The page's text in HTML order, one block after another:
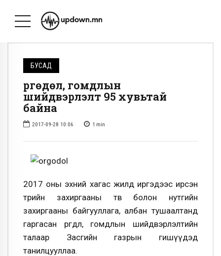
БУСАД
Өргөдөл, гомдлын
шийдвэрлэлт 95 хувьтай
байна
2017-09-28 10:06 1 min
2017 оны эхний хагас жилд иргэдээс ирсэн
төрийн захиргааны төв болон нутгийн
захиргааны байгууллага, албан тушаалтанд
гаргасан өргөдөл, гомдлын шийдвэрлэлтийн
талаар Засгийн газрын гишүүдэд
танилцууллаа.